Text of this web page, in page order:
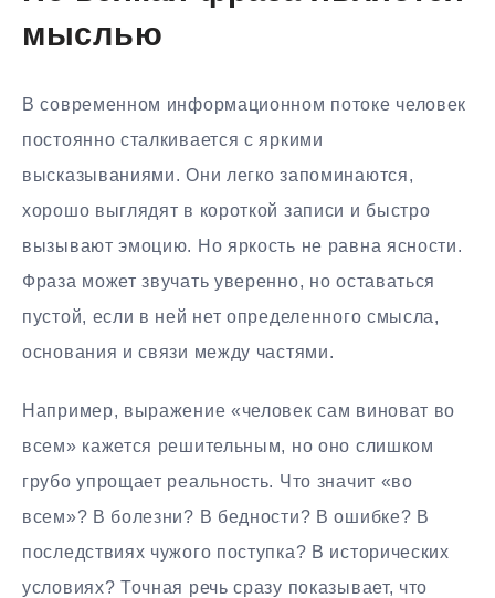
мыслью
В современном информационном потоке человек
постоянно сталкивается с яркими
высказываниями. Они легко запоминаются,
хорошо выглядят в короткой записи и быстро
вызывают эмоцию. Но яркость не равна ясности.
Фраза может звучать уверенно, но оставаться
пустой, если в ней нет определенного смысла,
основания и связи между частями.
Например, выражение «человек сам виноват во
всем» кажется решительным, но оно слишком
грубо упрощает реальность. Что значит «во
всем»? В болезни? В бедности? В ошибке? В
последствиях чужого поступка? В исторических
условиях? Точная речь сразу показывает, что